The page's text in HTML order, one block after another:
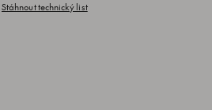
Stáhnout technický list